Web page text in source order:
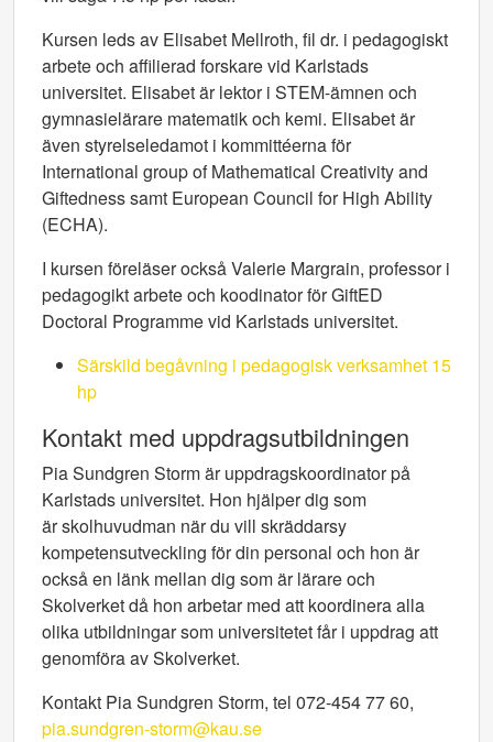
Kursen leds av Elisabet Mellroth, fil dr. i pedagogiskt
arbete och affilierad forskare vid Karlstads
universitet. Elisabet är lektor i STEM-ämnen och
gymnasielärare matematik och kemi. Elisabet är
även styrelseledamot i kommittéerna för
International group of Mathematical Creativity and
Giftedness samt European Council for High Ability
(ECHA).
I kursen föreläser också Valerie Margrain, professor i
pedagogikt arbete och koodinator för GiftED
Doctoral Programme vid Karlstads universitet.
Särskild begåvning i pedagogisk verksamhet 15
hp
Kontakt med uppdragsutbildningen
Pia Sundgren Storm är uppdragskoordinator på
Karlstads universitet. Hon hjälper dig som
är skolhuvudman när du vill skräddarsy
kompetensutveckling för din personal och hon är
också en länk mellan dig som är lärare och
Skolverket då hon arbetar med att koordinera alla
olika utbildningar som universitetet får i uppdrag att
genomföra av Skolverket.
Kontakt Pia Sundgren Storm, tel 072-454 77 60,
pia.sundgren-storm@kau.se